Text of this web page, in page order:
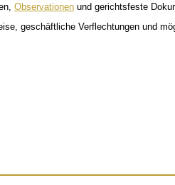
Observationen und gerichtsfeste
geschäftliche Verflechtungen und